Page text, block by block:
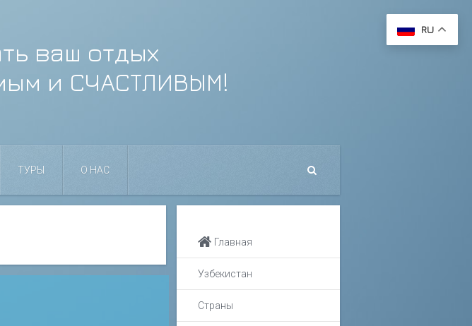
ваш отдых
и СЧАСТЛИВЫМ!
ТУРЫ О НАС
RU
Главная
Узбекистан
Страны